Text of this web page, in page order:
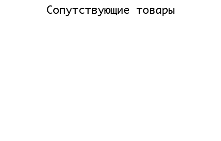
Сопутствующие товары